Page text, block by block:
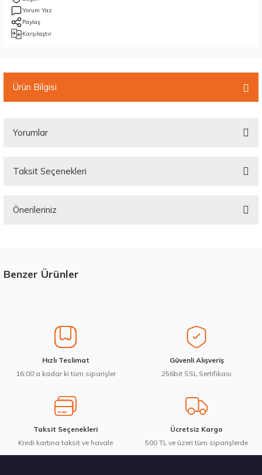
Yorum Yaz
Paylaş
Karşılaştır
Ürün Bilgisi
Yorumlar
Taksit Seçenekleri
Önerileriniz
Görüş ve önerileriniz için teşekkür ederiz.
Ürün bilgilerinde hatalar bulunuyor.
Ürün fiyatı diğer sitelerden daha pahalı.
Bu ürüne benzer farklı alternatifler olmalı.
Benzer Ürünler
Hankook 205/65R16C 107/105T VanTRa LT RA18 Yaz 2026
Hızlı Teslimat
16:00’a kadar ki tüm siparişler
Güvenli Alışveriş
256bit SSL Sertifikası
Taksit Seçenekleri
Kredi kartına taksit ve havale
Ücretsiz Kargo
500 TL ve üzeri tüm siparişlerde